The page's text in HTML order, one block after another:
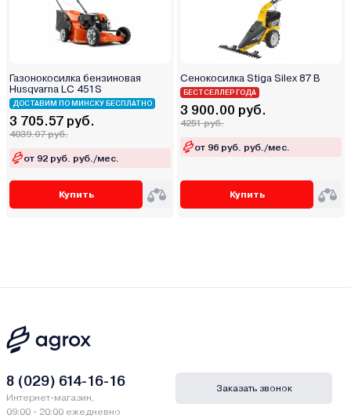
Газонокосилка бензиновая
Husqvarna LC 451S
ДОСТАВИМ ПО МИНСКУ БЕСПЛАТНО
3 705.57 руб.
4039.07 руб.
от 92 руб. руб./мес.
Купить
Сенокосилка Stiga Silex 87 B
БЕСТСЕЛЛЕР ГОДА
3 900.00 руб.
4251 руб.
от 96 руб. руб./мес.
Купить
8 (029) 614-16-16
Интернет-магазин,
09:00 - 20:00 ежедневно
Заказать звонок